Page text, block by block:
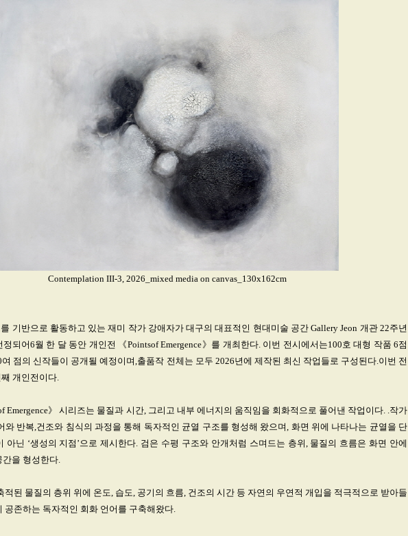
Contemplation III-3, 2026_mixed media on canvas_130x162cm
기반으로 활동하고 있는 재미 작가 강애자가 대구의 대표적인 현대미술 공간 Gallery Jeon 개관 22주년
되어6월 한 달 동안 개인전 《Pointsof Emergence》를 개최한다. 이번 전시에서는100호 대형 작품 6점
여 점의 신작들이 공개될 예정이며,출품작 전체는 모두 2026년에 제작된 최신 작업들로 구성된다.이번 전
개인전이다.
Emergence》 시리즈는 물질과 시간, 그리고 내부 에너지의 움직임을 회화적으로 풀어낸 작업이다. .작가
와 반복,건조와 침식의 과정을 통해 독자적인 균열 구조를 형성해 왔으며, 화면 위에 나타나는 균열을 단
아닌 ‘생성의 지점’으로 제시한다. 검은 수평 구조와 안개처럼 스며드는 층위, 물질의 흐름은 화면 안에
간을 형성한다.
적된 물질의 층위 위에 온도, 습도, 공기의 흐름, 건조의 시간 등 자연의 우연적 개입을 적극적으로 받아들
공존하는 독자적인 회화 언어를 구축해왔다.